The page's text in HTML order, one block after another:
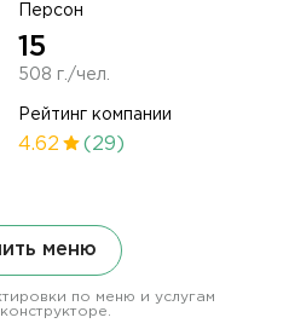
Персон
15
508 г./чел.
Рейтинг компании
4.62 (29)
меню
по меню и услугам